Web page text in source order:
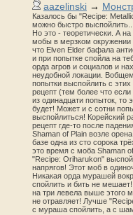
aazelinski →
Казалось бы "Recipe:
можно быстро
Но это - теоретически. А
мобы в мерзком окружении
что Elven Elder бафала
и при попытке спойла на
орда агров и социалов и
неудобной локации.
попытки выспойлить с этих
рецепт (тем более что
из одинадцати попыток, то
будет! Может и с сотни
выспойлиться! Корейский
рецепт где-то после
Shaman of Plain возле
базе одна из сто сорока
это время с моба Shaman
"Recipe: Oriharukon"
напрягов! Этот моб в
Никакая орда мурашей
спойлить и бить не
на три левела выше этого
не отравляет! Лучше
с мураша спойлить, а с